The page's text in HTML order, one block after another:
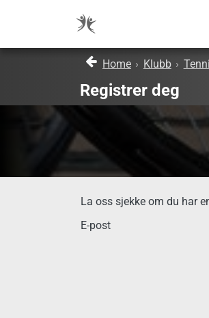
Home › Klubb ›
Registrer deg
La oss sjekke om du har
E-post